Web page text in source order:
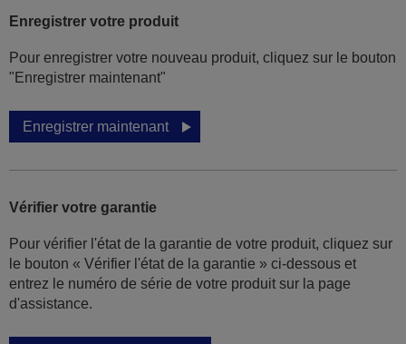
Enregistrer votre produit
Pour enregistrer votre nouveau produit, cliquez sur le bouton
"Enregistrer maintenant"
Enregistrer maintenant
Vérifier votre garantie
Pour vérifier l'état de la garantie de votre produit, cliquez sur
le bouton « Vérifier l'état de la garantie » ci-dessous et
entrez le numéro de série de votre produit sur la page
d'assistance.